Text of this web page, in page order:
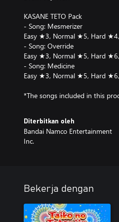
KASANE TETO Pack
- Song: Mesmerizer
Easy ★3, Normal ★5, Hard
- Song: Override
Easy ★3, Normal ★5, Hard
- Song: Medicine
Easy ★3, Normal ★5, Hard
*The songs included in this
Diterbitkan oleh
Bandai Namco Entertainment
Inc.
Bekerja dengan